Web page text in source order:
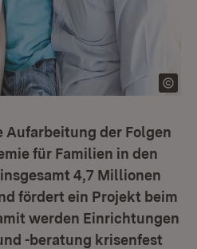
Aufarbeitung der Folgen
für Familien in den
4,7 Millionen
fördert ein Projekt beim
werden Einrichtungen
-beratung krisenfest